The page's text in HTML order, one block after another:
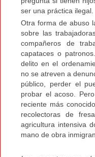
ser una práctica ilegal.
Otra forma de abuso
sobre las
compañeros de
capataces o
delito en el
no se atreven a
público, perder el
probar el acoso.
reciente más
recolectoras de
agricultura intensiva
mano de obra